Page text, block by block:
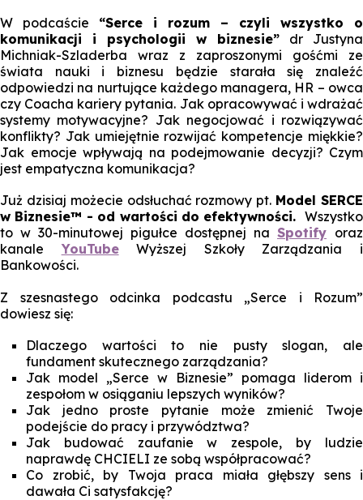
W podcaście “Serce i rozum – czyli wszystko o
komunikacji i psychologii w biznesie” dr Justyna
Michniak-Szladerba wraz z zaproszonymi gośćmi ze
świata nauki i biznesu będzie starała się znaleźć
odpowiedzi na nurtujące każdego managera, HR – owca
czy Coacha kariery pytania. Jak opracowywać i wdrażać
systemy motywacyjne? Jak negocjować i rozwiązywać
konflikty? Jak umiejętnie rozwijać kompetencje miękkie?
Jak emocje wpływają na podejmowanie decyzji? Czym
jest empatyczna komunikacja?
Już dzisiaj możecie odsłuchać rozmowy pt. Model SERCE
w Biznesie™ - od wartości do efektywności. Wszystko
to w 30-minutowej pigułce dostępnej na Spotify oraz
kanale YouTubeWyższej Szkoły Zarządzania i
Bankowości.
Z szesnastego odcinka podcastu „Serce i Rozum”
dowiesz się:
Dlaczego wartości to nie pusty slogan, ale
fundament skutecznego zarządzania?
Jak model „Serce w Biznesie” pomaga liderom i
zespołom w osiąganiu lepszych wyników?
Jak jedno proste pytanie może zmienić Twoje
podejście do pracy i przywództwa?
Jak budować zaufanie w zespole, by ludzie
naprawdę CHCIELI ze sobą współpracować?
Co zrobić, by Twoja praca miała głębszy sens i
dawała Ci satysfakcję?